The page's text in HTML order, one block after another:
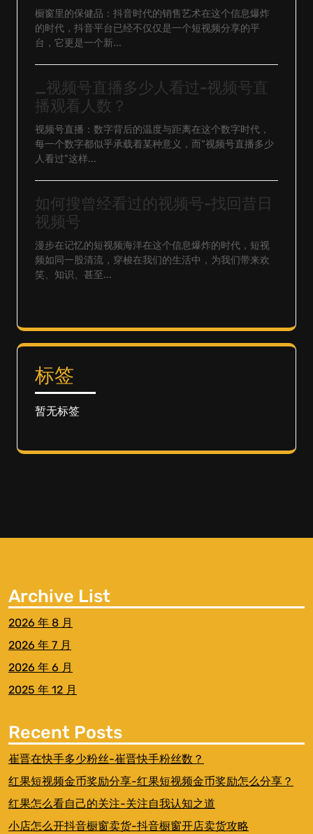
橱窗里的保健品：抖音时代的销售艺术在这个信息爆炸
的时代，抖音平台已经不仅仅是一个短视频分享的平
台，它更是一个新...
_视频号直播多少人看过-视频号直
播观看人数？
视频号直播：数字背后的温度与距离在这个数字时代，
每一个数字都似乎承载着某种意义，而“视频号直播多少
人看过”这样...
如何搜曾经看过的视频号-找回昔日
视频号
漫步在记忆的短视频海洋在这个信息爆炸的时代，短视
频如同一股清流，穿梭在我们的生活中，为我们带来欢
笑、知识、甚至...
标签
暂无标签
Archive List
2026 年 8 月
2026 年 7 月
2026 年 6 月
2025 年 12 月
Recent Posts
崔晋在快手多少粉丝-崔晋快手粉丝数？
红果短视频金币奖励分享-红果短视频金币奖励怎么分享？
红果怎么看自己的关注-关注自我认知之道
小店怎么开抖音橱窗卖货-抖音橱窗开店卖货攻略